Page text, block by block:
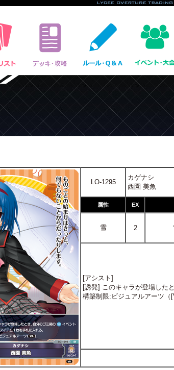
LO-1295
カゲナシ
西園 美魚
属性 EX
雪 2
[アシスト]
[誘発] このキャラが登場した
構築制限:ビジュアルアーツ（